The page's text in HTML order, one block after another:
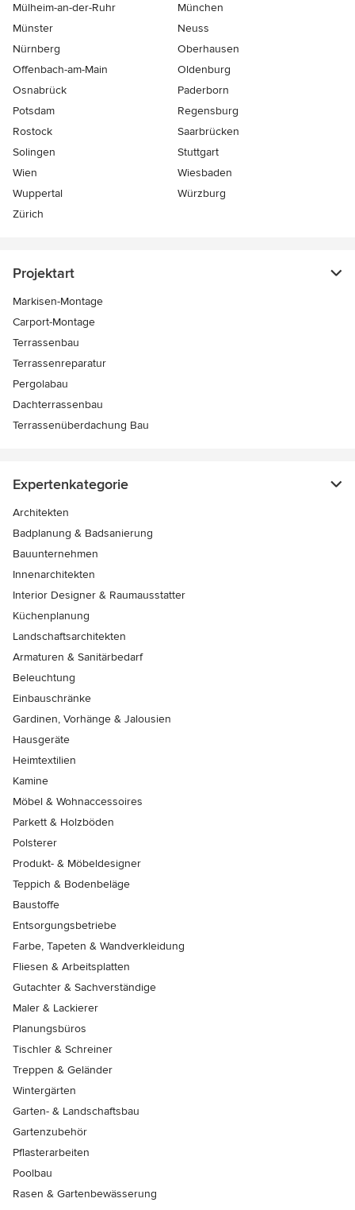
Mülheim-an-der-Ruhr
München
Münster
Neuss
Nürnberg
Oberhausen
Offenbach-am-Main
Oldenburg
Osnabrück
Paderborn
Potsdam
Regensburg
Rostock
Saarbrücken
Solingen
Stuttgart
Wien
Wiesbaden
Wuppertal
Würzburg
Zürich
Projektart
Markisen-Montage
Carport-Montage
Terrassenbau
Terrassenreparatur
Pergolabau
Dachterrassenbau
Terrassenüberdachung Bau
Expertenkategorie
Architekten
Badplanung & Badsanierung
Bauunternehmen
Innenarchitekten
Interior Designer & Raumausstatter
Küchenplanung
Landschaftsarchitekten
Armaturen & Sanitärbedarf
Beleuchtung
Einbauschränke
Gardinen, Vorhänge & Jalousien
Hausgeräte
Heimtextilien
Kamine
Möbel & Wohnaccessoires
Parkett & Holzböden
Polsterer
Produkt- & Möbeldesigner
Teppich & Bodenbeläge
Baustoffe
Entsorgungsbetriebe
Farbe, Tapeten & Wandverkleidung
Fliesen & Arbeitsplatten
Gutachter & Sachverständige
Maler & Lackierer
Planungsbüros
Tischler & Schreiner
Treppen & Geländer
Wintergärten
Garten- & Landschaftsbau
Gartenzubehör
Pflasterarbeiten
Poolbau
Rasen & Gartenbewässerung